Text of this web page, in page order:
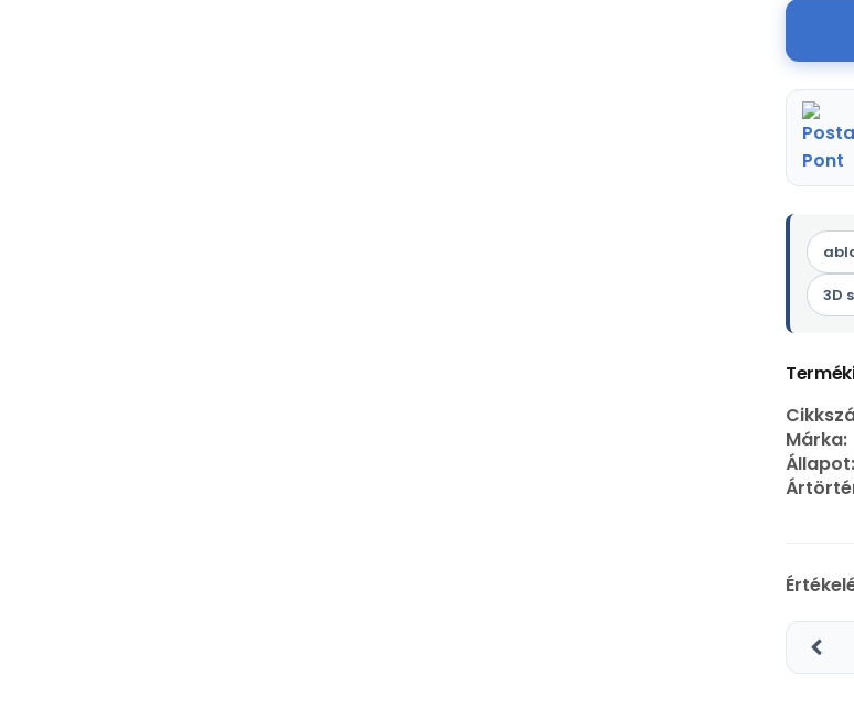
3D
Márka:
Állapot: